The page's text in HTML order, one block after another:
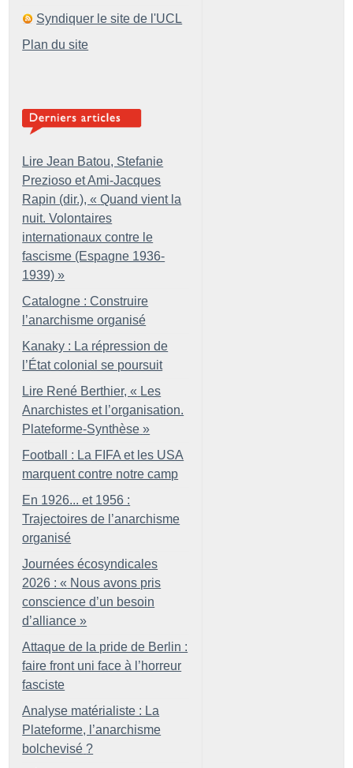
Syndiquer le site de l'UCL
Plan du site
Lire Jean Batou, Stefanie
Prezioso et Ami-Jacques
Rapin (dir.), « Quand vient la
nuit. Volontaires
internationaux contre le
fascisme (Espagne 1936-
1939) »
Catalogne : Construire
l’anarchisme organisé
Kanaky : La répression de
l’État colonial se poursuit
Lire René Berthier, « Les
Anarchistes et l’organisation.
Plateforme-Synthèse »
Football : La FIFA et les USA
marquent contre notre camp
En 1926... et 1956 :
Trajectoires de l’anarchisme
organisé
Journées écosyndicales
2026 : « Nous avons pris
conscience d’un besoin
d’alliance »
Attaque de la pride de Berlin :
faire front uni face à l’horreur
fasciste
Analyse matérialiste : La
Plateforme, l’anarchisme
bolchevisé ?